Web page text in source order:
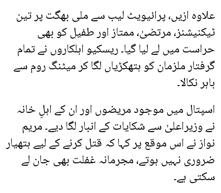
علاوہ ازیں، پرائیویٹ لیب سے ملی بھگت پر تین
ٹیکنیشنز، مرتضیٰ، ممتاز اور طفیل کو بھی
حراست میں لے لیا گیا۔ ریسکیو اہلکاروں نے تمام
گرفتار ملزمان کو ہتھکڑیاں لگا کر میٹنگ روم سے
باہر نکالا۔
اسپتال میں موجود مریضوں اور ان کے اہلِ خانہ
نے وزیراعلیٰ سے شکایات کے انبار لگا دیے۔ مریم
نواز نے اس موقع پر کہا کہ قتل کرنے کے لیے ہتھیار
ضروری نہیں ہوتے، مجرمانہ غفلت بھی جان لے
سکتی ہے۔